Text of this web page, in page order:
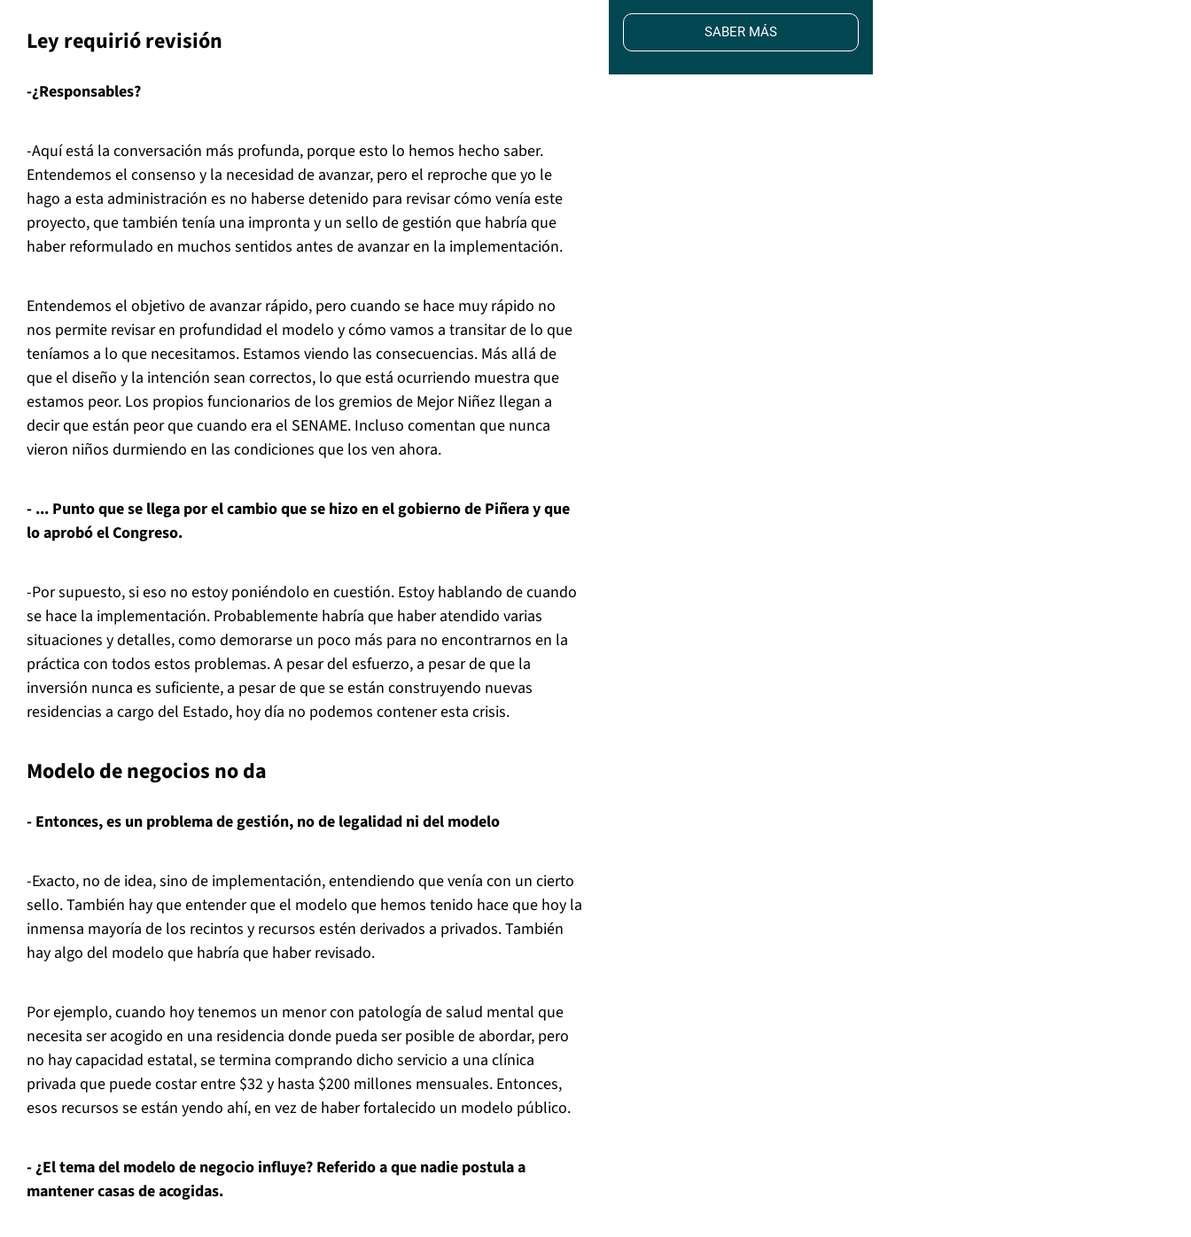
Ley requirió revisión
-¿Responsables?
-Aquí está la conversación más profunda, porque esto lo hemos hecho saber.
Entendemos el consenso y la necesidad de avanzar, pero el reproche que yo le
hago a esta administración es no haberse detenido para revisar cómo venía este
proyecto, que también tenía una impronta y un sello de gestión que habría que
haber reformulado en muchos sentidos antes de avanzar en la implementación.
Entendemos el objetivo de avanzar rápido, pero cuando se hace muy rápido no
nos permite revisar en profundidad el modelo y cómo vamos a transitar de lo que
teníamos a lo que necesitamos. Estamos viendo las consecuencias. Más allá de
que el diseño y la intención sean correctos, lo que está ocurriendo muestra que
estamos peor. Los propios funcionarios de los gremios de Mejor Niñez llegan a
decir que están peor que cuando era el SENAME. Incluso comentan que nunca
vieron niños durmiendo en las condiciones que los ven ahora.
- ... Punto que se llega por el cambio que se hizo en el gobierno de Piñera y que
lo aprobó el Congreso.
-Por supuesto, si eso no estoy poniéndolo en cuestión. Estoy hablando de cuando
se hace la implementación. Probablemente habría que haber atendido varias
situaciones y detalles, como demorarse un poco más para no encontrarnos en la
práctica con todos estos problemas. A pesar del esfuerzo, a pesar de que la
inversión nunca es suficiente, a pesar de que se están construyendo nuevas
residencias a cargo del Estado, hoy día no podemos contener esta crisis.
Modelo de negocios no da
- Entonces, es un problema de gestión, no de legalidad ni del modelo
-Exacto, no de idea, sino de implementación, entendiendo que venía con un cierto
sello. También hay que entender que el modelo que hemos tenido hace que hoy la
inmensa mayoría de los recintos y recursos estén derivados a privados. También
hay algo del modelo que habría que haber revisado.
Por ejemplo, cuando hoy tenemos un menor con patología de salud mental que
necesita ser acogido en una residencia donde pueda ser posible de abordar, pero
no hay capacidad estatal, se termina comprando dicho servicio a una clínica
privada que puede costar entre $32 y hasta $200 millones mensuales. Entonces,
esos recursos se están yendo ahí, en vez de haber fortalecido un modelo público.
- ¿El tema del modelo de negocio influye? Referido a que nadie postula a
mantener casas de acogidas.
SABER MÁS